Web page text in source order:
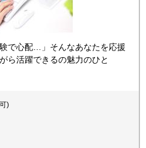
で心配…」そんなあなたを応援
ら活躍できるの魅力のひと
)